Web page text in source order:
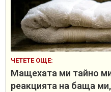
ЧЕТЕТЕ ОЩЕ:
Мащехата ми тайно
реакцията на баща